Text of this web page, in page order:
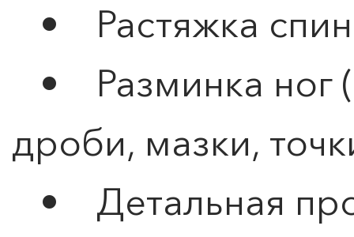
• Растяжка
• Разминка ног
дроби, мазки,
• Детальная